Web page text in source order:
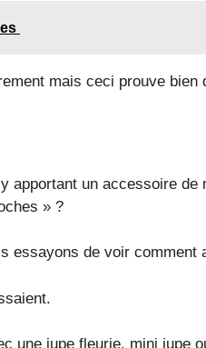
mais ceci prouve
apportant un accessoire
» ?
essayons de voir
une jupe fleurie, mini jupe